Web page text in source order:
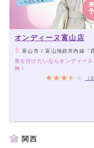
オンディーヌ富山店
富山市 / 富山地鉄市内線「西町駅」徒歩2
差を付けたいならオンディーヌ
袴！
（
関西